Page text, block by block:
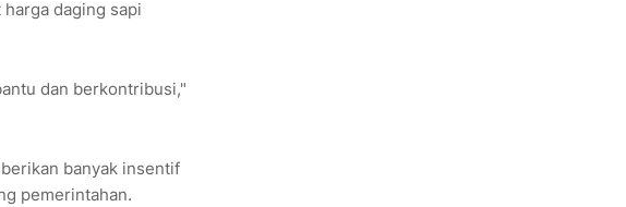
daging sapi
dan berkontribusi,"
banyak insentif
pemerintahan.